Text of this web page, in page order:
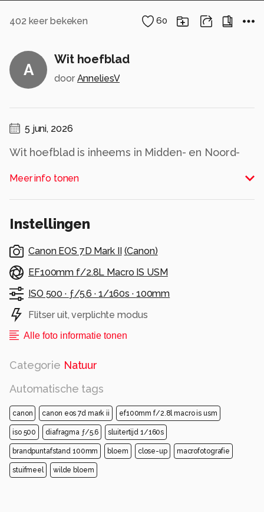
402 keer bekeken 60
A
Wit hoefblad
door AnneliesV
5 juni, 2026
Wit hoefblad is inheems in Midden- en Noord-
De vindplaatsen zijn waarschijnlijk overblijfselen
van gecultiveerde planten. In Duitsland, langs de
populaties.
Meer info tonen
Instellingen
Canon EOS 7D Mark II (Canon)
EF100mm f/2.8L Macro IS USM
ISO 500 · ƒ/5.6 · 1/160s · 100mm
Flitser uit, verplichte modus
Alle foto informatie tonen
Categorie Natuur
Automatische tags
canon canon eos 7d mark ii ef100mm f/2.8l macro is usm
iso 500 diafragma ƒ/5.6 sluitertijd 1/160s
brandpuntafstand 100mm bloem close-up macrofotografie
stuifmeel wilde bloem